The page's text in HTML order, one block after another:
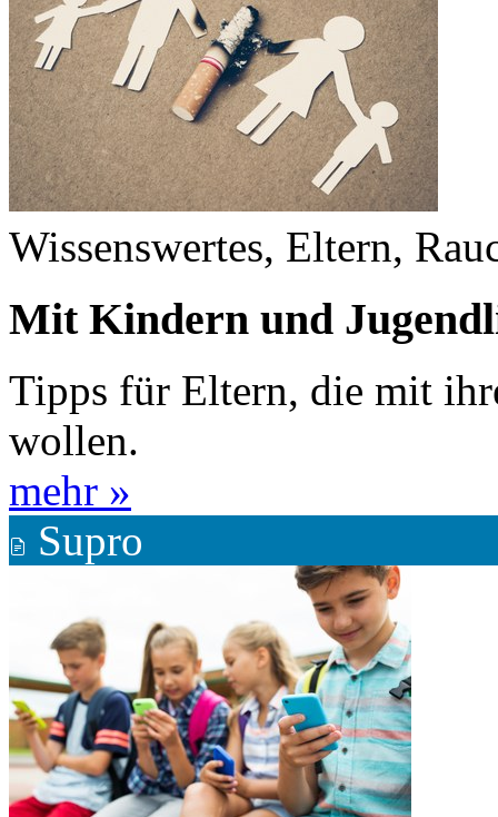
Wissenswertes, Eltern,
Mit Kindern und
Tipps für Eltern, die mit
wollen.
mehr »
Supro